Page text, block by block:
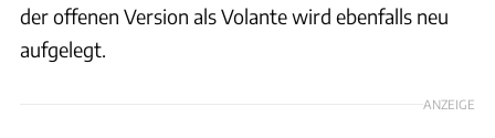
der offenen Version als Volante wird ebenfalls neu
aufgelegt.
ANZEIGE